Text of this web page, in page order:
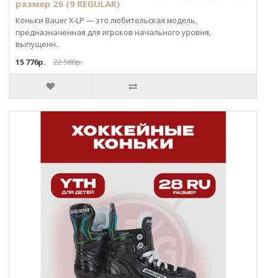
размер 26 (9 REGULAR)
Коньки Bauer X-LP — это любительская модель,
предназначенная для игроков начального уровня,
выпущенн..
15 776р.
22 580р.